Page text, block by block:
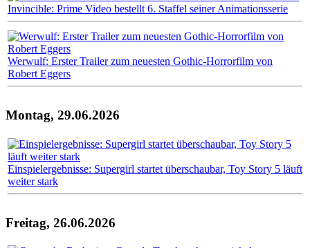
Invincible: Prime Video bestellt 6. Staffel seiner Animationsserie
Werwulf: Erster Trailer zum neuesten Gothic-Horrorfilm von
Robert Eggers
Montag, 29.06.2026
Einspielergebnisse: Supergirl startet überschaubar, Toy Story 5 läuft
weiter stark
Freitag, 26.06.2026